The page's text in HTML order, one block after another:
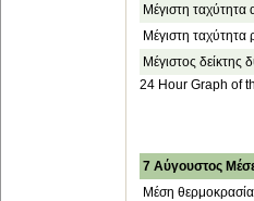
Μέγιστη ταχύτητα
Μέγιστη ταχύτητα
Μέγιστος δείκτης
24 Hour Graph of
7 Αύγουστος
Μέση θερμοκρασία